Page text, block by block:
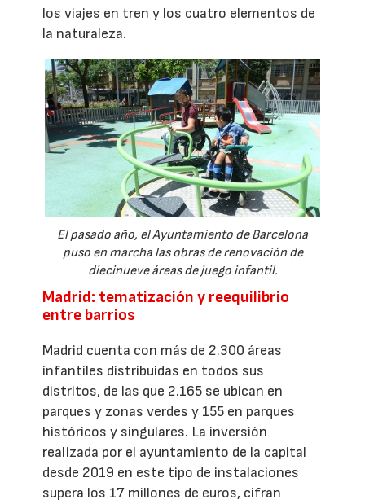
los viajes en tren y los cuatro elementos de
la naturaleza.
El pasado año, el Ayuntamiento de Barcelona
puso en marcha las obras de renovación de
diecinueve áreas de juego infantil.
Madrid: tematización y reequilibrio
entre barrios
Madrid cuenta con más de 2.300 áreas
infantiles distribuidas en todos sus
distritos, de las que 2.165 se ubican en
parques y zonas verdes y 155 en parques
históricos y singulares. La inversión
realizada por el ayuntamiento de la capital
desde 2019 en este tipo de instalaciones
supera los 17 millones de euros, cifran